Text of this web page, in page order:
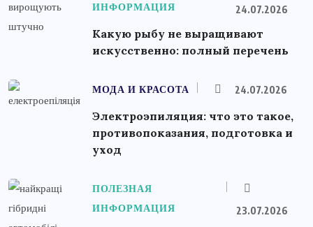
ИНФОРМАЦИЯ
24.07.2026
Какую рыбу не выращивают
искусственно: полный перечень
МОДА И КРАСОТА 24.07.2026
Электроэпиляция: что это такое,
противопоказания, подготовка и
уход
ПОЛЕЗНАЯ
ИНФОРМАЦИЯ
23.07.2026